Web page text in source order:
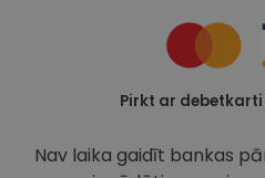
Pirkt ar
Nav laika gaidīt bankas